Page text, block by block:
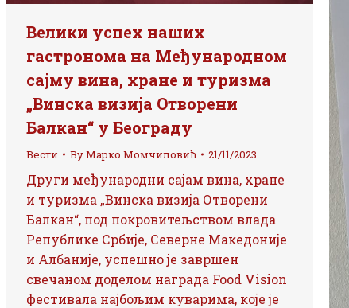
Велики успех наших
гастронома на Међународном
сајму вина, хране и туризма
„Винска визија Отворени
Балкан“ у Београду
Вести ByМарко Момчиловић 21/11/2023
Други међународни сајам вина, хране
и туризма „Винска визија Отворени
Балкан“, под покровитељством влада
Републике Србије, Северне Македоније
и Албаније, успешно је завршен
свечаном доделом награда Food Vision
фестивала најбољим куварима, које је